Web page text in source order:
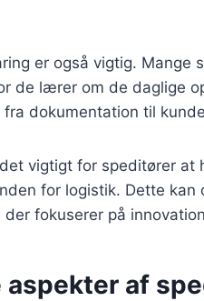
er også vigtig. Mange
de lærer om de daglige
fra dokumentation til
vigtigt for speditører
for logistik. Dette
der fokuserer på
af